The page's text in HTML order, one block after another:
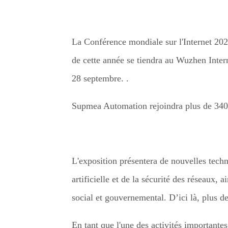
La Conférence mondiale sur l'Internet
de cette année se tiendra au Wuzhen
28 septembre. .
Supmea Automation rejoindra plus de
L'exposition présentera de nouvelles
artificielle et de la sécurité des réseaux,
social et gouvernemental. D’ici là, plus
En tant que l'une des activités